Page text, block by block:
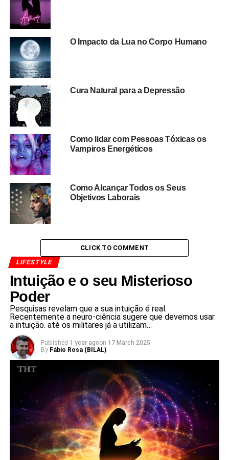
O Impacto da Lua no Corpo Humano
Cura Natural para a Depressão
Como lidar com Pessoas Tóxicas os
Vampiros Energéticos
Como Alcançar Todos os Seus
Objetivos Laborais
CLICK TO COMMENT
LIFESTYLE
Intuição e o seu Misterioso
Poder
Pesquisas revelam que a sua intuição é real.
Recentemente a neuro-ciência sugere que devemos usar
a intuição. até os militares já a utilizam…
Published 1 year agoon 17 March 2025
By Fábio Rosa (BILAL)